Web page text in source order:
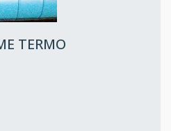
TERMO